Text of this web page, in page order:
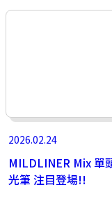
2026.02.24
MILDLINER Mix 單
光筆 注目登場!!